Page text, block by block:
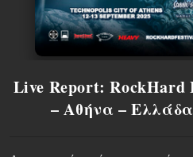
Live Report: RockHard
– Αθήνα –